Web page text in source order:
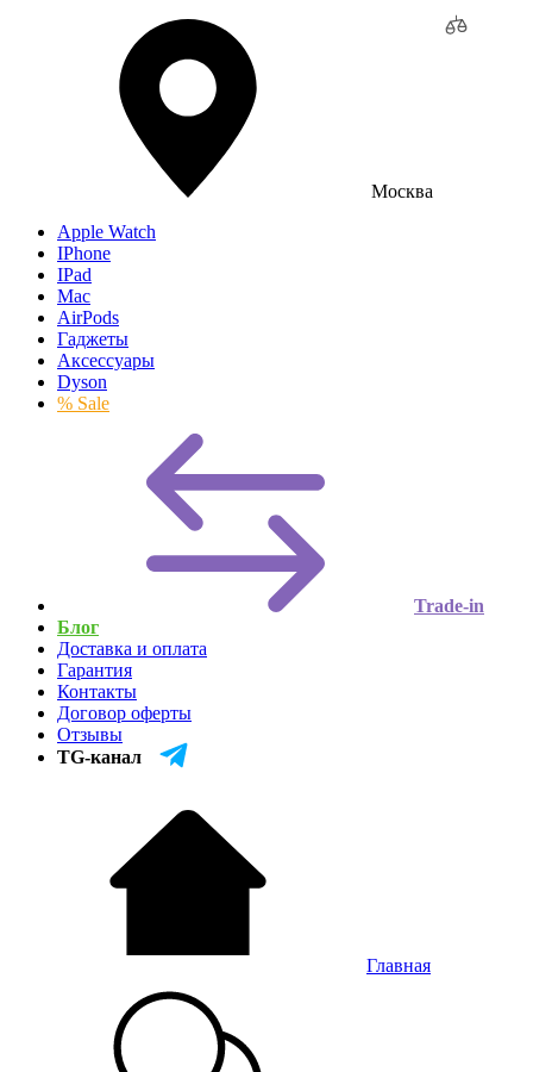
Москва
Apple Watch
IPhone
IPad
Mac
AirPods
Гаджеты
Аксессуары
Dyson
% Sale
Trade-in
Блог
Доставка и оплата
Гарантия
Контакты
Договор оферты
Отзывы
TG-канал
Главная